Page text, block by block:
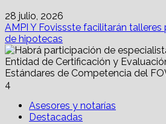
28 julio, 2026
AMPI Y Fovissste facilitarán
de hipotecas
4
Asesores y notarías
Destacadas